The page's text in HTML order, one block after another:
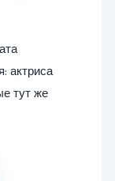
актриса
тут же